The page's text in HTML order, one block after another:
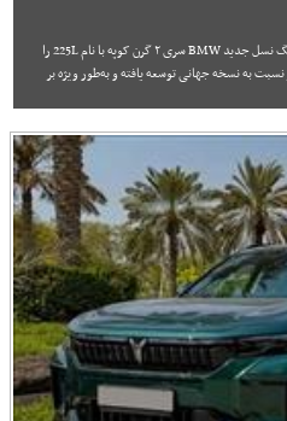
پرشیا خودرو در سبد محصولات خود نسخه لانگ نسل جدید BMW سری ۲ گرن کوپه با نام 225L را
به نسخه جهانی توسعه یافته و به‌طور ویژه بر